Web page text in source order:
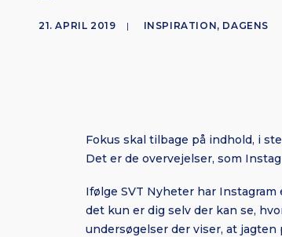
21. APRIL 2019 | INSPIRATION, DAGENS
Fokus skal tilbage på indhold, i
Det er de overvejelser, som
Ifølge SVT Nyheter har
det kun er dig selv der kan se,
undersøgelser der viser, at